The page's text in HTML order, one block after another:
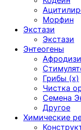
Морфин
Экстази
Экстази
Энтеогены
Грибы (х)
Чистка
Семена
Другое
Химические